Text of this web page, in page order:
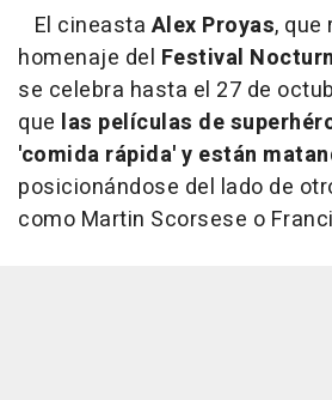
El cineasta Alex Proyas, que
homenaje del Festival
se celebra hasta el 27 de
que las películas de
'comida rápida' y están
posicionándose del lado de
como Martin Scorsese o